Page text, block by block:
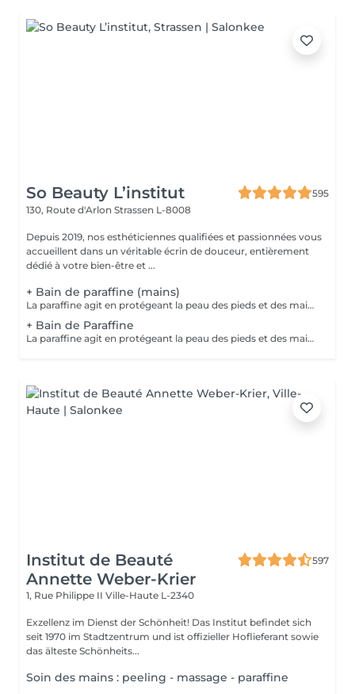
So Beauty L’institut
595
130, Route d'Arlon Strassen L-8008
Depuis 2019, nos esthéticiennes qualifiées et passionnées vous
accueillent dans un véritable écrin de douceur, entièrement
dédié à votre bien-être et ...
+ Bain de paraffine (mains)
La paraffine agit en protégeant la peau des pieds et des mains contre les agressions extérieures. Sa capacité de rétention d'eau favorise l'hydratation de la peau. Le traitement à la paraffine est idéal pour avoir des membres lisses. En effet, ce produit procure un effet rajeunissant à la peau, en plus de l'adoucir. Ce traitement est ainsi surtout recommandé à toute personne ayant la peau sèche.
+ Bain de Paraffine
La paraffine agit en protégeant la peau des pieds et des mains contre les agressions extérieures. Sa capacité de rétention d'eau favorise l'hydratation de la peau. Le traitement à la paraffine est idéal pour avoir des membres lisses. En effet, ce produit procure un effet rajeunissant à la peau, en plus de l'adoucir. Ce traitement est ainsi surtout recommandé à toute personne ayant la peau sèche.
Institut de Beauté
Annette Weber-Krier
597
1, Rue Philippe II Ville-Haute L-2340
Exzellenz im Dienst der Schönheit! Das Institut befindet sich
seit 1970 im Stadtzentrum und ist offizieller Hoflieferant sowie
das älteste Schönheits...
Soin des mains : peeling - massage - paraffine